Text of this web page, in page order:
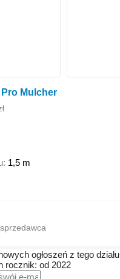
Mulcher
1,5 m
ogłoszeń z tego działu
rocznik: od 2022